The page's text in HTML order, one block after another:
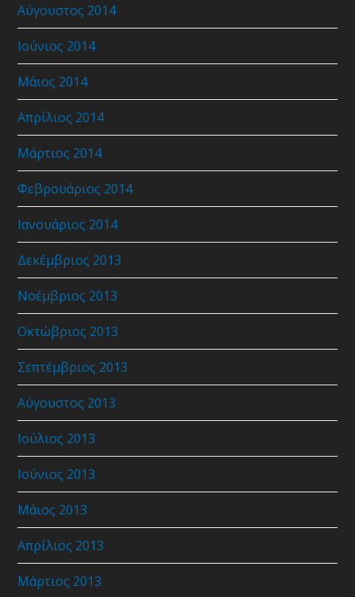
Αύγουστος 2014
Ιούνιος 2014
Μάιος 2014
Απρίλιος 2014
Μάρτιος 2014
Φεβρουάριος 2014
Ιανουάριος 2014
Δεκέμβριος 2013
Νοέμβριος 2013
Οκτώβριος 2013
Σεπτέμβριος 2013
Αύγουστος 2013
Ιούλιος 2013
Ιούνιος 2013
Μάιος 2013
Απρίλιος 2013
Μάρτιος 2013